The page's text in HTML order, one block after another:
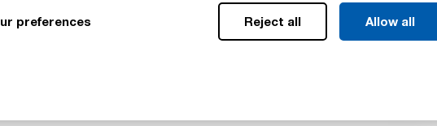
preferences Reject all Allow all
の開発